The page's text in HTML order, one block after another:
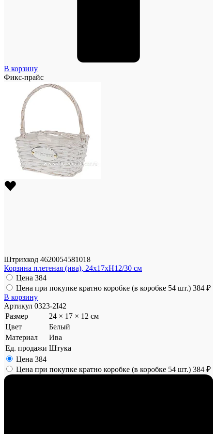
В корзину
Фикс-прайс
Штрихкод 4620054581018
Корзина плетеная (ива), 24x17xH12/30 см
Цена 384
Цена при покупке кратно коробке (в коробке 54 шт.) 384 ₽
В корзину
Артикул 0323-2I42
Размер
24 × 17 × 12 см
Цвет
Белый
Материал
Ива
Ед. продажи Штука
Цена 384
Цена при покупке кратно коробке (в коробке 54 шт.) 384 ₽